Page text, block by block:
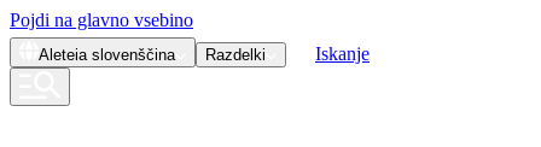
Pojdi na glavno vsebino
Aleteia slovenščina Razdelki Iskanje